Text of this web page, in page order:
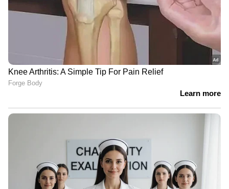
ഇന്‍സ്പെക്ടര്‍ രാജേഷ് ജോണ്‍, സിവില്‍
എക്സൈസ് ഓഫീസര്‍ വികാസ്. എസ്, വനിതാ
സിവില്‍ എക്സൈസ് ഓഫീസര്‍മാരായ അഞ്ചു
പി. എസ്, സുജാത സി. ബി എന്നിവരടങ്ങിയ
സ്‌പെഷ്യൽ ടീം തയ്യാറാക്കിയ റിപ്പോര്‍ട്ടിന്‍റെ
അടിസ്ഥാനത്തിലാണ് അഷറഫിനെ കരുതൽ
വിദേശത്ത് നിന്നെത്തിയിട്ട്
ചിലവ് ചെയ്തില്ല, ആലപ്പുഴയിൽ
യുവാവിനെ തല്ലിച്ചതച്ചു, സ്വർണമാല
കവർന്നു; പ്രതി പിടിയിൽ